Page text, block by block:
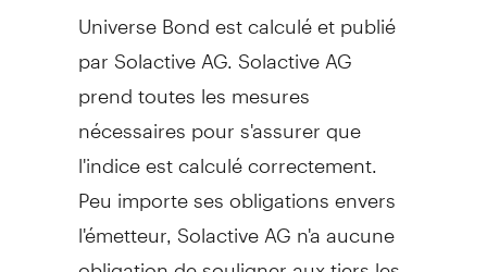
Universe Bond est calculé et publié
par Solactive AG. Solactive AG
prend toutes les mesures
nécessaires pour s'assurer que
l'indice est calculé correctement.
Peu importe ses obligations envers
l'émetteur, Solactive AG n'a aucune
obligation de souligner aux tiers les